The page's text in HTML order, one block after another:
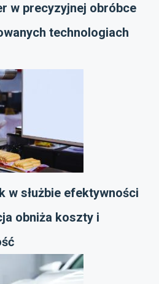
w precyzyjnej obróbce
technologiach
w służbie efektywności
obniża koszty i